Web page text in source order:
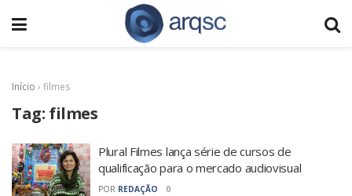
Início › filmes
Tag: filmes
Plural Filmes lança série de cursos de
qualificação para o mercado audiovisual
POR REDAÇÃO 0